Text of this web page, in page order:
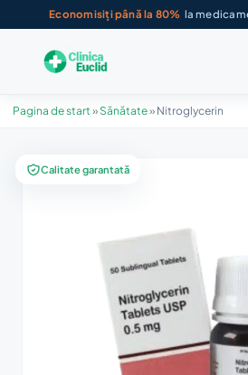
Economisiți până la 80% la
Pagina de start » Sănătate» Nitroglycerin
Calitate garantată